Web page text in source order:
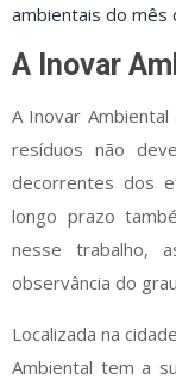
ambientais do mês
A Inovar
A Inovar
resíduos não
decorrentes dos
longo prazo
nesse trabalho,
observância do
Localizada na
Ambiental tem a